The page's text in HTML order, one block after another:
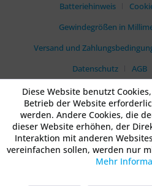
Batteriehinweis
Gewindegrößen in
Versand und
Datenschutz
AGB
Diese Website benutzt
Betrieb der Website
werden. Andere Cookies, die
dieser Website erhöhen, der
Interaktion mit anderen
vereinfachen sollen, werden nur
Mehr